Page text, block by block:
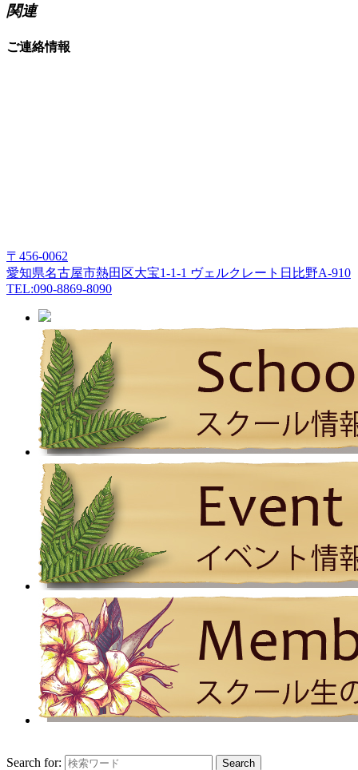
関連
ご連絡情報
〒456-0062
愛知県名古屋市熱田区大宝1-1-1 ヴェルクレート日比野A-910
TEL:090-8869-8090
Search for: